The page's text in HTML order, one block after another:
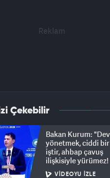
Çekebilir
Bakan Kurum: "Devlet
yönetmek, ciddi bir
iştir, ahbap çavuş
ilişkisiyle yürümez!
VIDEOYU İZLE